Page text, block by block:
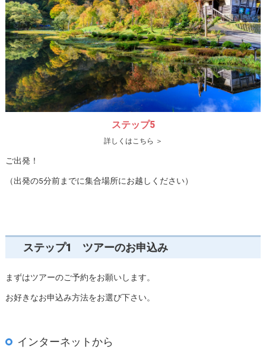
ステップ5
詳しくはこちら ＞
ご出発！
（出発の5分前までに集合場所にお越しください）
ステップ1 ツアーのお申込み
まずはツアーのご予約をお願いします。
お好きなお申込み方法をお選び下さい。
インターネットから